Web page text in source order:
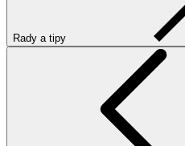
Rady a tipy